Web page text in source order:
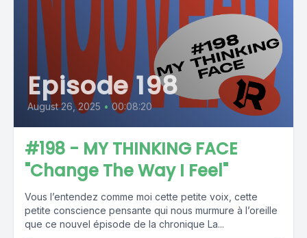
Episode 198
August 26, 2025 • 00:08:20
#198 - MY THINKING FACE
"Change The Way I Feel"
Vous l’entendez comme moi cette petite voix, cette
petite conscience pensante qui nous murmure à l’oreille
que ce nouvel épisode de la chronique La...